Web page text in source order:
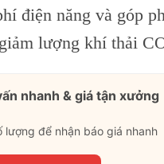
điện năng và góp
lượng khí thải
nhanh & giá tận xưởng
lượng để nhận báo giá nhanh